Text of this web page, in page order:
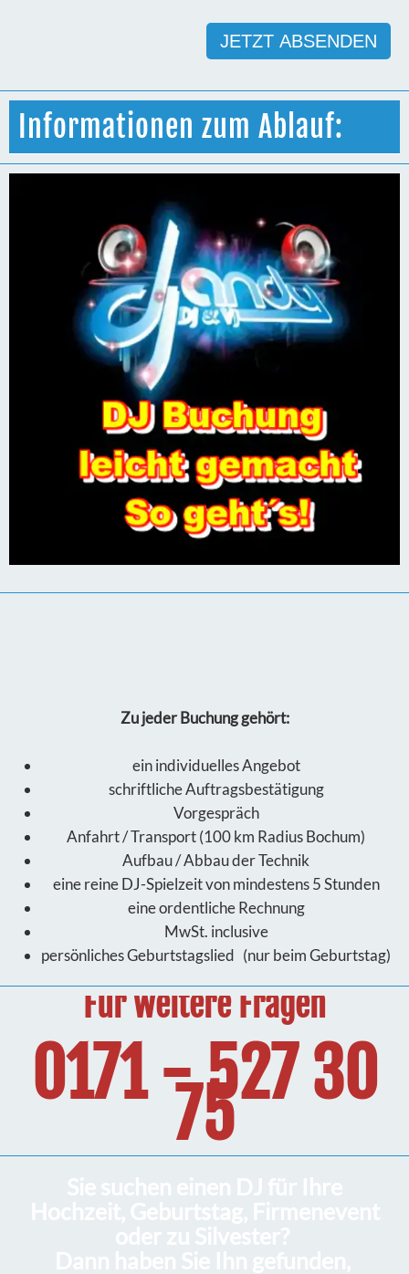
Informationen zum Ablauf:
Zu jeder Buchung gehört:
ein individuelles Angebot
schriftliche Auftragsbestätigung
Vorgespräch
Anfahrt / Transport (100 km Radius Bochum)
Aufbau / Abbau der Technik
eine reine DJ-Spielzeit von mindestens 5 Stunden
eine ordentliche Rechnung
MwSt. inclusive
persönliches Geburtstagslied (nur beim Geburtstag)
Für weitere Fragen
0171 - 527 30
75